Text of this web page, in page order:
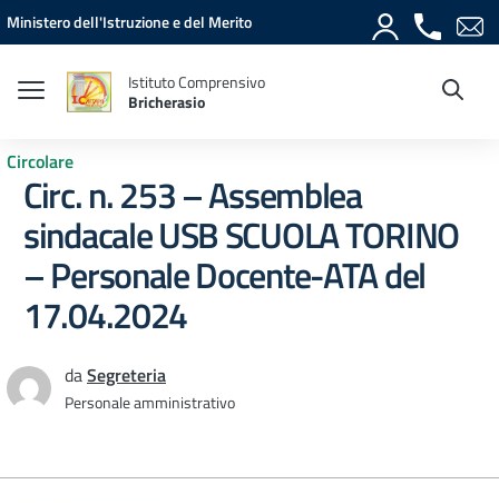
Vai ai contenuti
Vai al menu di navigazione
Vai al footer
Ministero dell'Istruzione e del Merito
Istituto Comprensivo
Bricherasio
Circolare
Circ. n. 253 – Assemblea
sindacale USB SCUOLA TORINO
– Personale Docente-ATA del
17.04.2024
daSegreteria
Personale amministrativo